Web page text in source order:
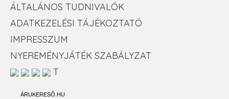
ÁLTALÁNOS TUDNIVALÓK
ADATKEZELÉSI TÁJÉKOZTATÓ
IMPRESSZUM
NYEREMÉNYJÁTÉK SZABÁLYZAT
T
ÁRUKERESŐ.HU